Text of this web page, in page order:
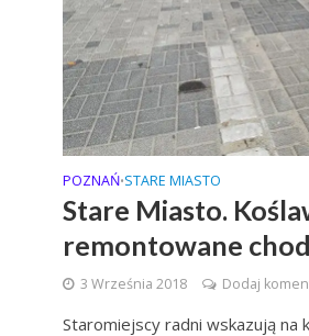
POZNAŃ•STARE MIASTO
Stare Miasto.
remontowane
3 Września 2018 Dodaj
Staromiejscy radni wskazują na